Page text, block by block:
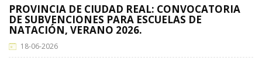
PROVINCIA DE CIUDAD REAL: CONVOCATORIA
DE SUBVENCIONES PARA ESCUELAS DE
NATACIÓN, VERANO 2026.
18-06-2026